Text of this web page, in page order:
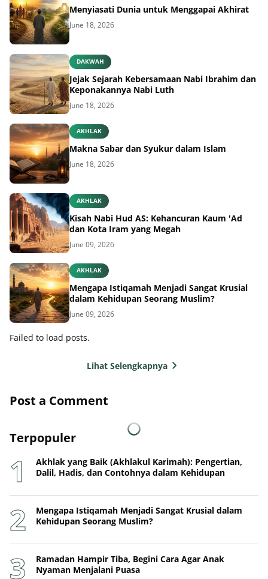
Menyiasati Dunia untuk Menggapai Akhirat
June 18, 2026
DAKWAH
Jejak Sejarah Kebersamaan Nabi Ibrahim dan
Keponakannya Nabi Luth
June 18, 2026
AKHLAK
Makna Sabar dan Syukur dalam Islam
June 18, 2026
AKHLAK
Kisah Nabi Hud AS: Kehancuran Kaum 'Ad
dan Kota Iram yang Megah
June 09, 2026
AKHLAK
Mengapa Istiqamah Menjadi Sangat Krusial
dalam Kehidupan Seorang Muslim?
June 09, 2026
Failed to load posts.
Lihat Selengkapnya
Post a Comment
Terpopuler
Akhlak yang Baik (Akhlakul Karimah): Pengertian,
Dalil, Hadis, dan Contohnya dalam Kehidupan
Mengapa Istiqamah Menjadi Sangat Krusial dalam
Kehidupan Seorang Muslim?
Ramadan Hampir Tiba, Begini Cara Agar Anak
Nyaman Menjalani Puasa